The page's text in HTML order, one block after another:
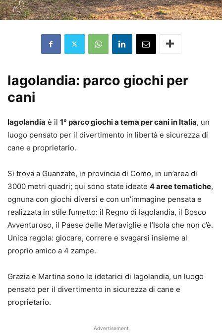
Iagolandia: parco giochi per
cani
Iagolandia è il 1° parco giochi a tema per cani in Italia, un
luogo pensato per il divertimento in libertà e sicurezza di
cane e proprietario.
Si trova a Guanzate, in provincia di Como, in un’area di
3000 metri quadri; qui sono state ideate 4 aree tematiche,
ognuna con giochi diversi e con un’immagine pensata e
realizzata in stile fumetto: il Regno di Iagolandia, il Bosco
Avventuroso, il Paese delle Meraviglie e l’Isola che non c’è.
Unica regola: giocare, correre e svagarsi insieme al
proprio amico a 4 zampe.
Grazia e Martina sono le idetarici di Iagolandia, un luogo
pensato per il divertimento in sicurezza di cane e
proprietario.
Advertisement